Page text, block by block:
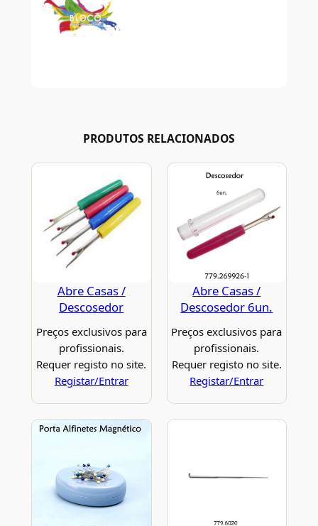
PRODUTOS RELACIONADOS
Abre Casas /
Descosedor
Preços exclusivos para
profissionais.
Requer registo no site.
Registar/Entrar
Abre Casas /
Descosedor 6un.
Preços exclusivos para
profissionais.
Requer registo no site.
Registar/Entrar